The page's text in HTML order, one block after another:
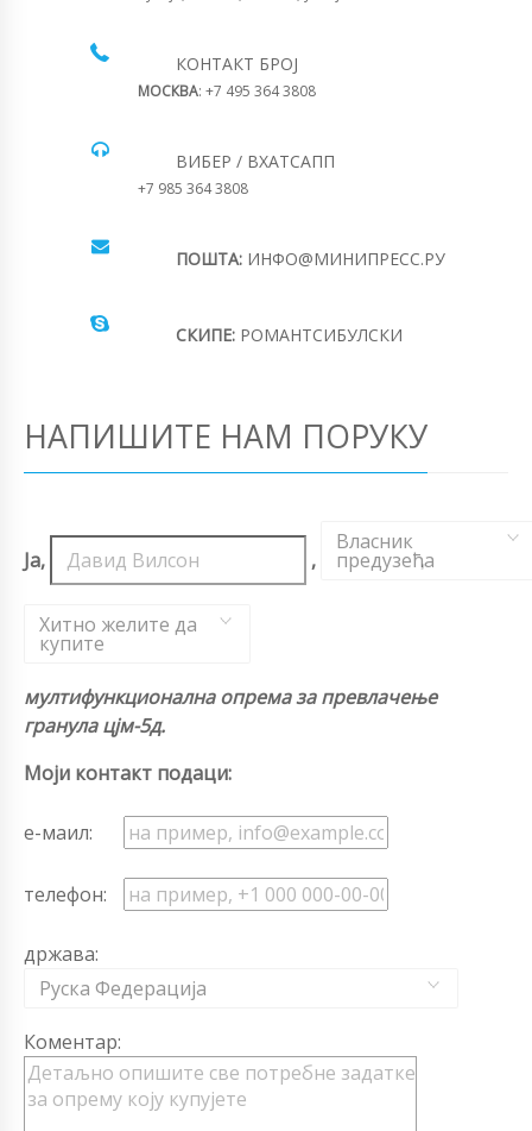
КОНТАКТ БРОЈ
МОСКВА: +7 495 364 3808
ВИБЕР / ВХАТСАПП
+7 985 364 3808
ПОШТА: ИНФО@МИНИПРЕСС.РУ
СКИПЕ: РОМАНТСИБУЛСКИ
НАПИШИТЕ НАМ ПОРУКУ
Ја, ,
Власник
предузећа
,
Хитно желите да
купите
мултифункционална опрема за превлачење
гранула цјм-5д.
Моји контакт подаци:
е-маил:
телефон:
држава:
Руска Федерација
Коментар: